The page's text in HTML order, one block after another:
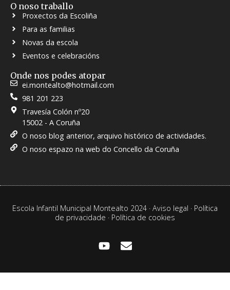
O noso traballo
Proxectos da Escoliña
Para as familias
Novas da escola
Eventos e celebracións
Onde nos podes atopar
ei.montealto@hotmail.com
981 201 223
Travesía Colón nº20
15002 - A Coruña
O noso blog anterior, arquivo histórico de actividades.
O noso espazo na web do Concello da Coruña
Escola Infantil Municipal Montealto 2024 · Aviso legal · Política
de privacidade · Política de cookies